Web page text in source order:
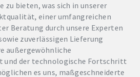
zu bieten, was sich in unserer
einer umfangreichen
Beratung durch unsere Experten
zuverlässigen Lieferung
außergewöhnliche
und der technologische Fortschritt
es uns, maßgeschneiderte